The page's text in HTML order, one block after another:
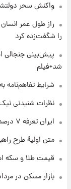
واکنش سحر
را شگفت‌زده کرد
پیش‌بینی جنجالی
شد+فیلم
شرایط تفاهم‌نامه
نظرات شنیدنی
ایران تعرفه ۷ درصدی تردد از تنگه هرمز را ابلاغ کرد
متن اولیۀ طرح
قیمت طلا و سکه امروز
بازار مسکن در